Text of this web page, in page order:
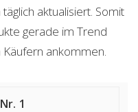
aktualisiert. Somit
gerade im Trend
ankommen.
1